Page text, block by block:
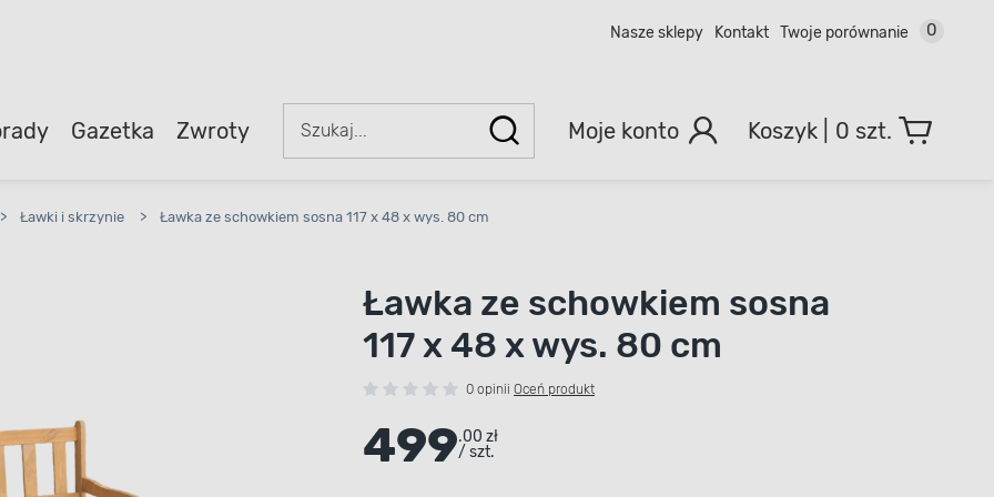
Nasze sklepy Kontakt Twoje porównanie 0
Gazetka Zwroty Moje konto 0 szt.
> Ławki i skrzynie > Ławka ze schowkiem sosna 117 x 48 x wys. 80 cm
Ławka ze schowkiem sosna
117 x 48 x wys. 80 cm
0 opinii Oceń produkt
499.00 zł
/ szt.